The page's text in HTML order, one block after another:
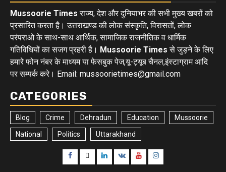
Mussoorie Times राज्य, देश और दुनियाभर की सभी मुख्य खबरों को
प्रसारित करता है। उत्तराखण्ड की लोक संस्कृति, विरासतों, लोक
परंपराओ के साथ-साथ आर्थिक, सामाजिक राजनीतिक व धार्मिक
गतिविधियों का सजग प्रहरी है। Mussoorie Times से जुड़ने के लिए
हमारे फोन नंबर के माध्यम या फेसबुक पेज,यू-ट्यूब चैनल,इंस्टाग्राम आदि
पर सम्पर्क करे। Email: mussoorietimes@gmail.com
CATEGORIES
Blog Crime Dehradun Education Mussoorie
National Politics Uttarakhand
Facebook
TwitterLinkedin
VK YoutubeInstagram